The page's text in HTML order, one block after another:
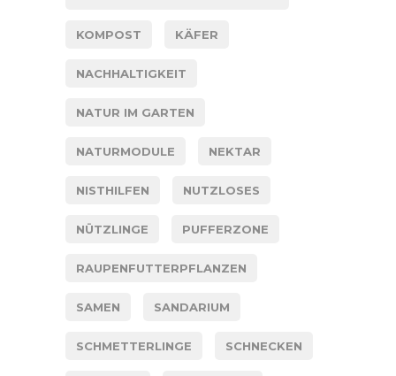
KOMPOST KÄFER
NACHHALTIGKEIT
NATUR IM GARTEN
NATURMODULE NEKTAR
NISTHILFEN NUTZLOSES
NÜTZLINGE PUFFERZONE
RAUPENFUTTERPFLANZEN
SAMEN SANDARIUM
SCHMETTERLINGE SCHNECKEN